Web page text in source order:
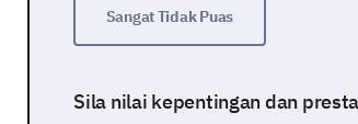
Sangat Tidak Puas
Sila nilai kepentingan dan